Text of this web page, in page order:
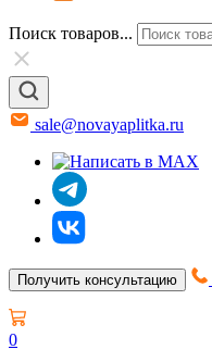
Поиск товаров...
sale@novayaplitka.ru
Получить консультацию
0